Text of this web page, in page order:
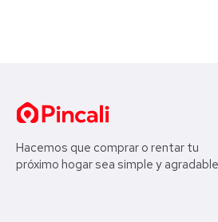
Hacemos que comprar o rentar tu
próximo hogar sea simple y